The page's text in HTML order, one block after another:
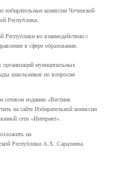
избирательные комиссии Чеченской
Республики.
во взаимодействии с
в сфере образования,
муниципальных
школьников по вопросам
сетевом издании «Вестник
на сайте Избирательной комиссии
сети «Интернет».
на
Республики А.Х. Саралиева.